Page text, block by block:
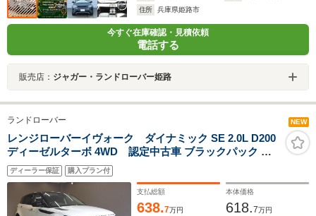
住所
兵庫県姫路市
今すぐ在庫確認・見積依頼
電話する
販売店： ジャガー・ランドローバー姫路
ランドローバー NEW
レンジローバーイヴォーク ダイナミック SE 2.0L D200
ディーゼルターボ 4WD 認定中古車 ブラックパック コ
ントラストルーフ MERIDIAN コールドクライメートパッ
ク M付パワーシート シートヒータ(F/R) ワイヤレス充電
サラウンドカメラ AppleCarPlay&AndroidAuto
ACC/BSM/LKA 20AW
ディーラー保証 購入プラン付
支払総額
638.7万円
本体価格
618.7万円